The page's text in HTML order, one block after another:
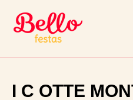
I C OTTE